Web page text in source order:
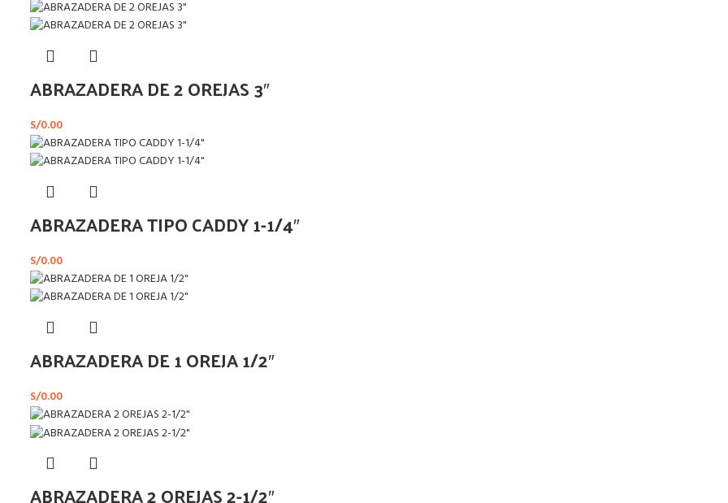
ABRAZADERA DE 2 OREJAS 3″
S/0.00
ABRAZADERA TIPO CADDY 1-1/4″
S/0.00
ABRAZADERA DE 1 OREJA 1/2″
S/0.00
ABRAZADERA 2 OREJAS 2-1/2″